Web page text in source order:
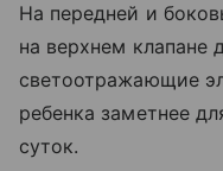
На передней и
на верхнем клапане
светоотражающие
ребенка заметнее
суток.